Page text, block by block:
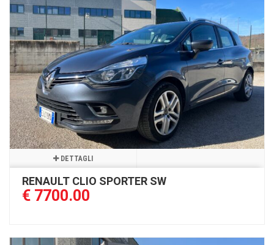
DETTAGLI
RENAULT CLIO SPORTER SW
€ 7700.00